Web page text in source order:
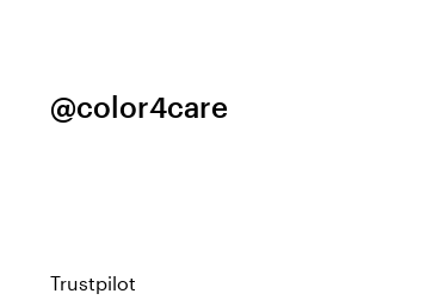
@color4care
Trustpilot